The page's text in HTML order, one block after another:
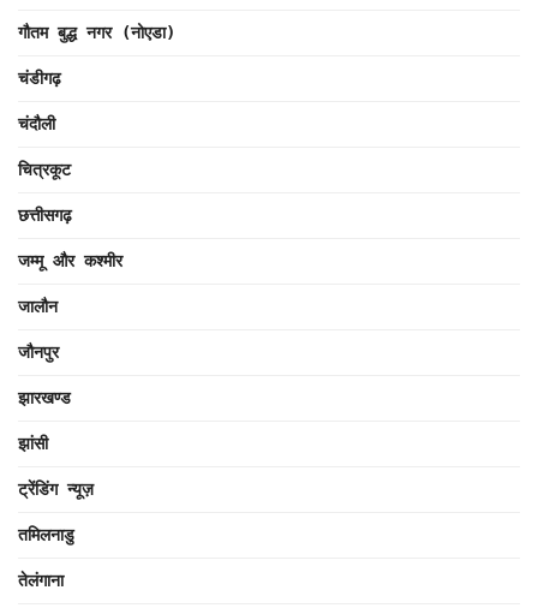
गौतम बुद्ध नगर (नोएडा)
चंडीगढ़
चंदौली
चित्रकूट
छत्तीसगढ़
जम्मू और कश्मीर
जालौन
जौनपुर
झारखण्ड
झांसी
ट्रेंडिंग न्यूज़
तमिलनाडु
तेलंगाना